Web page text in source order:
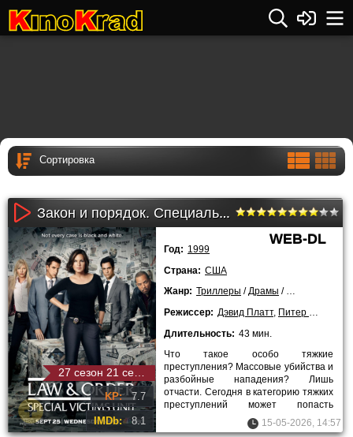
Закон и порядок. Специальный корпус (24 сезон 19 серия)
KP: 7.7
IMDb: 8.1
WEB-DL
Год: 1999
Страна: США
Жанр: Триллеры /Драмы / Криминальные
Режиссер: Дэвид Платт, Питер Лето
Длительность: 43 мин.
Что такое особо тяжкие
преступления? Массовые убийства и
разбойные нападения? Лишь
отчасти. Сегодня в категорию тяжких
преступлений может попасть
правонарушение, совершённое на
сексуальной
15-05-2026, 14:57